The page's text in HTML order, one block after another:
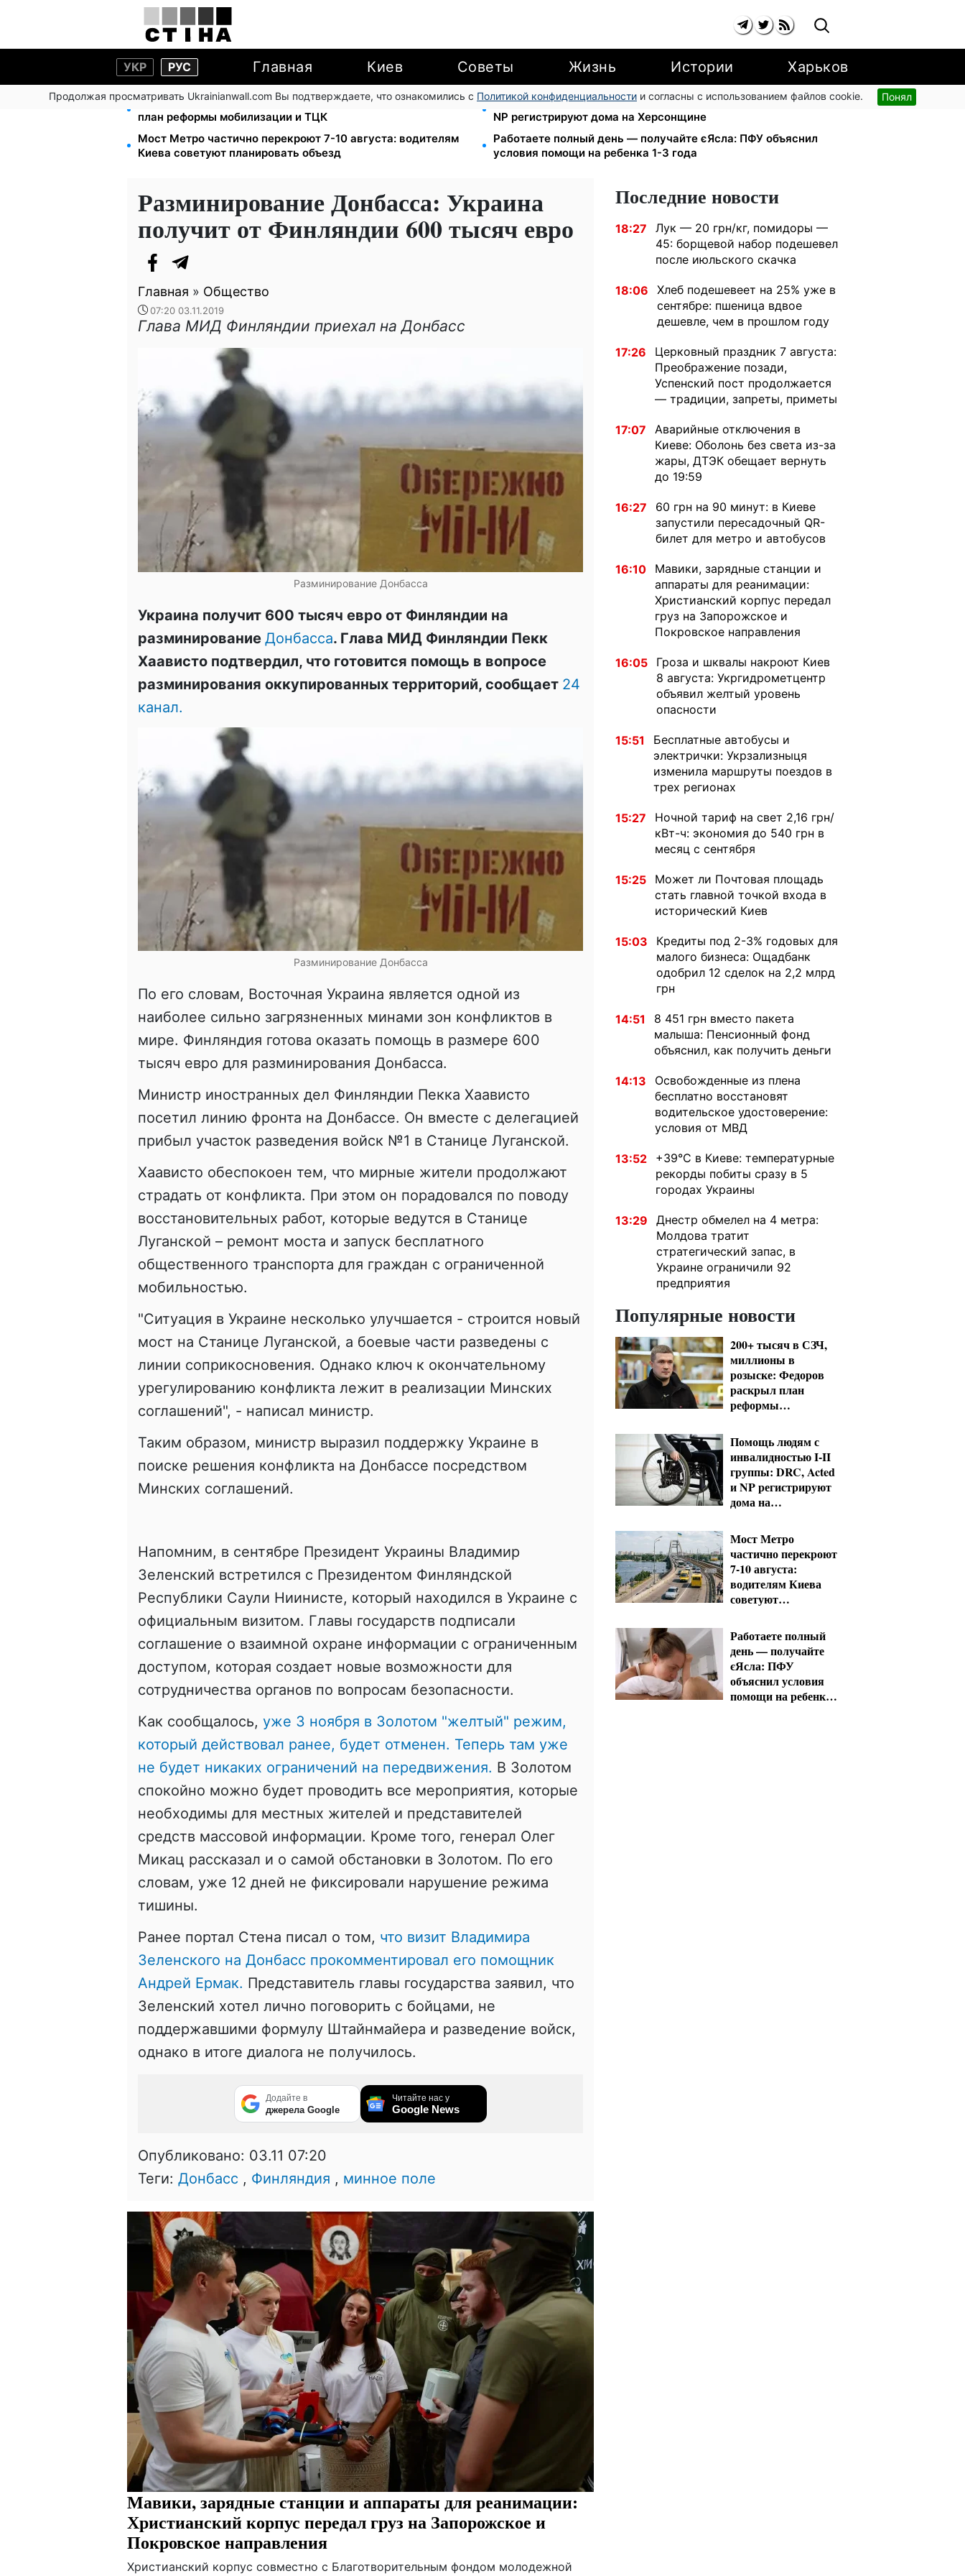
УКР РУС Главная Киев Советы Жизнь Истории Харьков
Продолжая просматривать Ukrainianwall.com Вы подтверждаете, что ознакомились с Политикой конфиденциальности и согласны с использованием файлов cookie. Понял
200+ тысяч в СЗЧ, миллионы в розыске: Федоров раскрыл
план реформы мобилизации и ТЦК
Помощь людям с инвалидностью I-II группы: DRC, Acted и
NP регистрируют дома на Херсонщине
Мост Метро частично перекроют 7-10 августа: водителям
Киева советуют планировать объезд
Работаете полный день — получайте єЯсла: ПФУ объяснил
условия помощи на ребенка 1-3 года
Разминирование Донбасса: Украина
получит от Финляндии 600 тысяч евро
Главная » Общество
07:20 03.11.2019
Глава МИД Финляндии приехал на Донбасс
Разминирование Донбасса
Украина получит 600 тысяч евро от Финляндии на
разминирование Донбасса. Глава МИД Финляндии Пекк
Хаависто подтвердил, что готовится помощь в вопросе
разминирования оккупированных территорий, сообщает 24
канал.
Разминирование Донбасса
По его словам, Восточная Украина является одной из
наиболее сильно загрязненных минами зон конфликтов в
мире. Финляндия готова оказать помощь в размере 600
тысяч евро для разминирования Донбасса.
Министр иностранных дел Финляндии Пекка Хаависто
посетил линию фронта на Донбассе. Он вместе с делегацией
прибыл участок разведения войск №1 в Станице Луганской.
Хаависто обеспокоен тем, что мирные жители продолжают
страдать от конфликта. При этом он порадовался по поводу
восстановительных работ, которые ведутся в Станице
Луганской – ремонт моста и запуск бесплатного
общественного транспорта для граждан с ограниченной
мобильностью.
"Ситуация в Украине несколько улучшается - строится новый
мост на Станице Луганской, а боевые части разведены с
линии соприкосновения. Однако ключ к окончательному
урегулированию конфликта лежит в реализации Минских
соглашений", - написал министр.
Таким образом, министр выразил поддержку Украине в
поиске решения конфликта на Донбассе посредством
Минских соглашений.
Напомним, в сентябре Президент Украины Владимир
Зеленский встретился с Президентом Финляндской
Республики Саули Ниинисте, который находился в Украине с
официальным визитом. Главы государств подписали
соглашение о взаимной охране информации с ограниченным
доступом, которая создает новые возможности для
сотрудничества органов по вопросам безопасности.
Как сообщалось, уже 3 ноября в Золотом "желтый" режим,
который действовал ранее, будет отменен. Теперь там уже
не будет никаких ограничений на передвижения. В Золотом
спокойно можно будет проводить все мероприятия, которые
необходимы для местных жителей и представителей
средств массовой информации. Кроме того, генерал Олег
Микац рассказал и о самой обстановки в Золотом. По его
словам, уже 12 дней не фиксировали нарушение режима
тишины.
Ранее портал Стена писал о том, что визит Владимира
Зеленского на Донбасс прокомментировал его помощник
Андрей Ермак. Представитель главы государства заявил, что
Зеленский хотел лично поговорить с бойцами, не
поддержавшими формулу Штайнмайера и разведение войск,
однако в итоге диалога не получилось.
Додайте в
джерела Google
Читайте нас у
Google News
Опубликовано: 03.11 07:20
Теги: Донбасс , Финляндия , минное поле
Мавики, зарядные станции и аппараты для реанимации:
Христианский корпус передал груз на Запорожское и
Покровское направления
Христианский корпус совместно с Благотворительным фондом молодежной
Последние новости
18:27
Лук — 20 грн/кг, помидоры —
45: борщевой набор подешевел
после июльского скачка
18:06
Хлеб подешевеет на 25% уже в
сентябре: пшеница вдвое
дешевле, чем в прошлом году
17:26
Церковный праздник 7 августа:
Преображение позади,
Успенский пост продолжается
— традиции, запреты, приметы
17:07
Аварийные отключения в
Киеве: Оболонь без света из-за
жары, ДТЭК обещает вернуть
до 19:59
16:27
60 грн на 90 минут: в Киеве
запустили пересадочный QR-
билет для метро и автобусов
16:10
Мавики, зарядные станции и
аппараты для реанимации:
Христианский корпус передал
груз на Запорожское и
Покровское направления
16:05
Гроза и шквалы накроют Киев
8 августа: Укргидрометцентр
объявил желтый уровень
опасности
15:51
Бесплатные автобусы и
электрички: Укрзализныця
изменила маршруты поездов в
трех регионах
15:27
Ночной тариф на свет 2,16 грн/
кВт-ч: экономия до 540 грн в
месяц с сентября
15:25
Может ли Почтовая площадь
стать главной точкой входа в
исторический Киев
15:03
Кредиты под 2-3% годовых для
малого бизнеса: Ощадбанк
одобрил 12 сделок на 2,2 млрд
грн
14:51
8 451 грн вместо пакета
малыша: Пенсионный фонд
объяснил, как получить деньги
14:13
Освобожденные из плена
бесплатно восстановят
водительское удостоверение:
условия от МВД
13:52
+39°C в Киеве: температурные
рекорды побиты сразу в 5
городах Украины
13:29
Днестр обмелел на 4 метра:
Молдова тратит
стратегический запас, в
Украине ограничили 92
предприятия
Популярные новости
200+ тысяч в СЗЧ,
миллионы в
розыске: Федоров
раскрыл план
реформы
Помощь людям с
инвалидностью I-II
группы: DRC, Acted
и NP регистрируют
дома на
Мост Метро
частично перекроют
7-10 августа:
водителям Киева
советуют
Работаете полный
день — получайте
єЯсла: ПФУ
объяснил условия
помощи на ребенка